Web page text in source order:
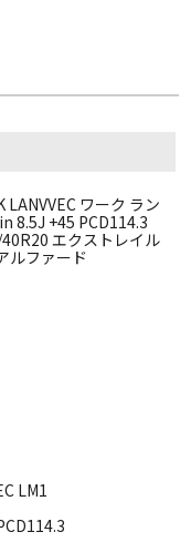
LANVVEC ワーク ラン
8.5J +45 PCD114.3
エクストレイル
ルファード
LM1